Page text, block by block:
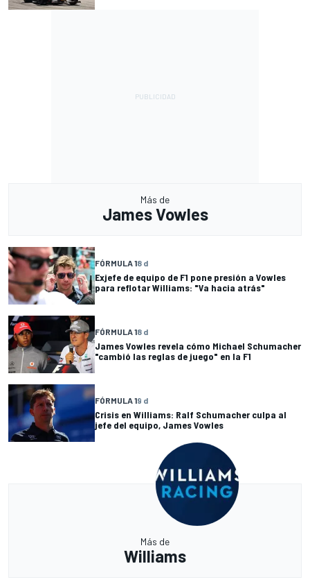
Más de
James Vowles
FÓRMULA 18 d
Exjefe de equipo de F1 pone presión a Vowles
para reflotar Williams: "Va hacia atrás"
FÓRMULA 18 d
James Vowles revela cómo Michael Schumacher
"cambió las reglas de juego" en la F1
FÓRMULA 19 d
Crisis en Williams: Ralf Schumacher culpa al
jefe del equipo, James Vowles
Más de
Williams